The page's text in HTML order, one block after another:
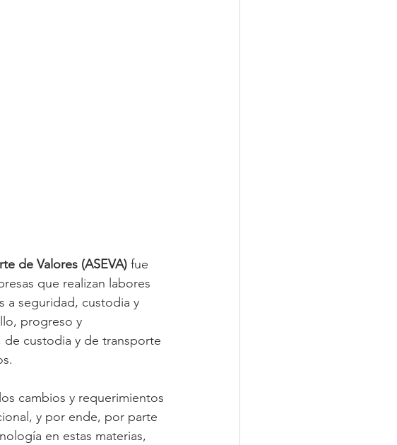
de Valores (ASEVA) fue
que realizan labores
a seguridad, custodia y
progreso y
de custodia y de transporte
cambios y requerimientos
y por ende, por parte
en estas materias,